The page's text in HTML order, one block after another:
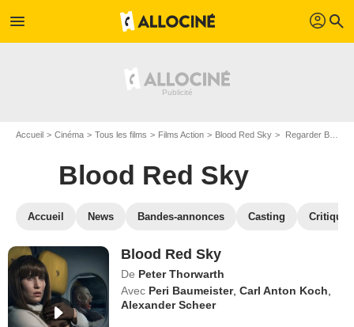
menu profil search
Accueil Cinéma Tous les films Films Action Blood Red Sky Regarder Blood Red Sky en SVOD
Blood Red Sky
Accueil News Bandes-annonces Casting
Blood Red Sky
De Peter Thorwarth
Avec Peri Baumeister,Carl Anton Koch
Alexander Scheer